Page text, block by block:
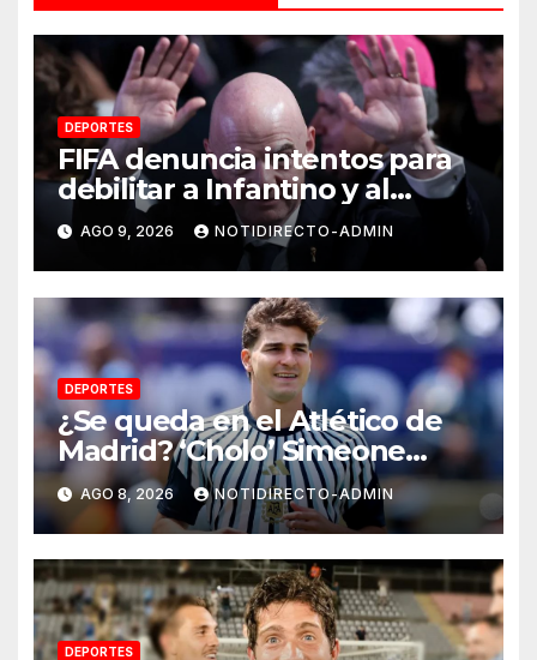
DEPORTES
FIFA denuncia intentos para
debilitar a Infantino y al
propio organismo
AGO 9, 2026 NOTIDIRECTO-ADMIN
DEPORTES
¿Se queda en el Atlético de
Madrid? ‘Cholo’ Simeone
responde contundente sobre
el futuro de Julián Álvarez
AGO 8, 2026 NOTIDIRECTO-ADMIN
DEPORTES